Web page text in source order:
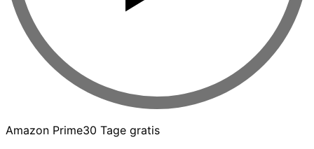
Amazon Prime30 Tage gratis